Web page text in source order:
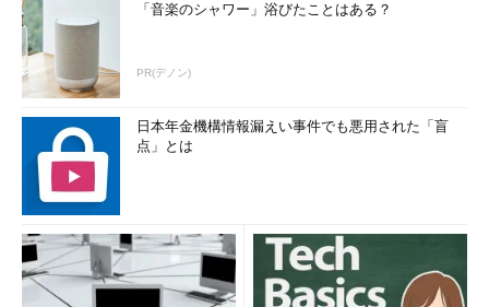
「音楽のシャワー」浴びたことはある？
PR(デノン)
日本年金機構情報漏えい事件でも悪用された「盲
点」とは